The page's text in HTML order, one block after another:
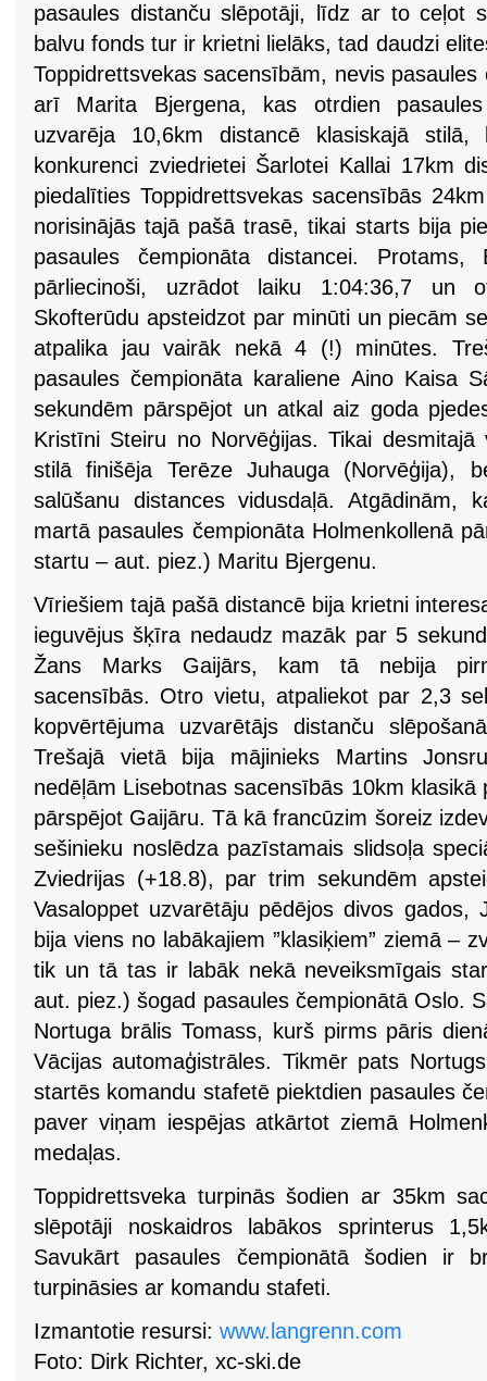
pasaules distanču slēpotāji, līdz ar to ceļot
balvu fonds tur ir krietni lielāks, tad daudzi
Toppidrettsvekas sacensībām, nevis
arī Marita Bjergena, kas otrdien pasaules
uzvarēja 10,6km distancē klasiskajā
konkurenci zviedrietei Šarlotei Kallai 17km
piedalīties Toppidrettsvekas sacensībās
norisinājās tajā pašā trasē, tikai starts bija
pasaules čempionāta distancei.
pārliecinoši, uzrādot laiku 1:04:36,7 un
Skofterūdu apsteidzot par minūti un piecām
atpalika jau vairāk nekā 4 (!) minūtes.
pasaules čempionāta karaliene Aino Kaisa
sekundēm pārspējot un atkal aiz goda
Kristīni Steiru no Norvēģijas. Tikai
stilā finišēja Terēze Juhauga (Norvēģija),
salūšanu distances vidusdaļā. Atgādinām,
martā pasaules čempionāta Holmenkollenā
startu – aut. piez.) Maritu Bjergenu.
Vīriešiem tajā pašā distancē bija krietni
ieguvējus šķīra nedaudz mazāk par 5
Žans Marks Gaijārs, kam tā nebija
sacensībās. Otro vietu, atpaliekot par 2,3
kopvērtējuma uzvarētājs distanču
Trešajā vietā bija mājinieks Martins
nedēļām Lisebotnas sacensībās 10km
pārspējot Gaijāru. Tā kā francūzim šoreiz
sešinieku noslēdza pazīstamais slidsoļa
Zviedrijas (+18.8), par trim sekundēm
Vasaloppet uzvarētāju pēdējos divos gados,
bija viens no labākajiem ”klasiķiem” ziemā –
tik un tā tas ir labāk nekā neveiksmīgais
aut. piez.) šogad pasaules čempionātā Oslo.
Nortuga brālis Tomass, kurš pirms pāris
Vācijas automaģistrāles. Tikmēr pats
startēs komandu stafetē piektdien pasaules
paver viņam iespējas atkārtot ziemā
medaļas.
Toppidrettsveka turpinās šodien ar 35km
slēpotāji noskaidros labākos sprinterus
Savukārt pasaules čempionātā šodien ir
turpināsies ar komandu stafeti.
Izmantotie resursi: www.langrenn.com
Foto: Dirk Richter, xc-ski.de